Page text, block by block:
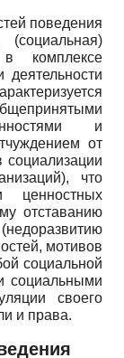
поведения
комплексе
и
от
социализации
что
ценностных
отставанию
мотивов
социальной
социальными
своего
и права.